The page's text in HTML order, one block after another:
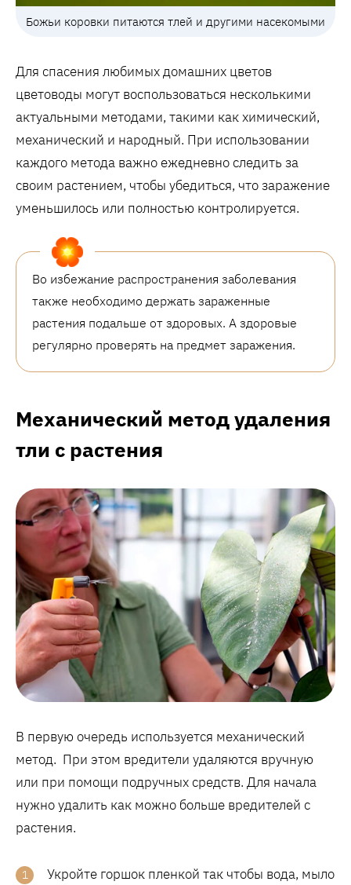
Божьи коровки питаются тлей и другими насекомыми
Для спасения любимых домашних цветов
цветоводы могут воспользоваться несколькими
актуальными методами, такими как химический,
механический и народный. При использовании
каждого метода важно ежедневно следить за
своим растением, чтобы убедиться, что заражение
уменьшилось или полностью контролируется.
Во избежание распространения заболевания
также необходимо держать зараженные
растения подальше от здоровых. А здоровые
регулярно проверять на предмет заражения.
Механический метод удаления
тли с растения
В первую очередь используется механический
метод. При этом вредители удаляются вручную
или при помощи подручных средств. Для начала
нужно удалить как можно больше вредителей с
растения.
Укройте горшок пленкой так чтобы вода, мыло